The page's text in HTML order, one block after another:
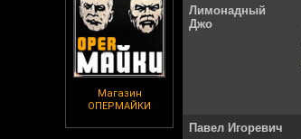
Магазин
ОПЕРМАЙКИ
Лимонадный
Джо
Павел Игоревич